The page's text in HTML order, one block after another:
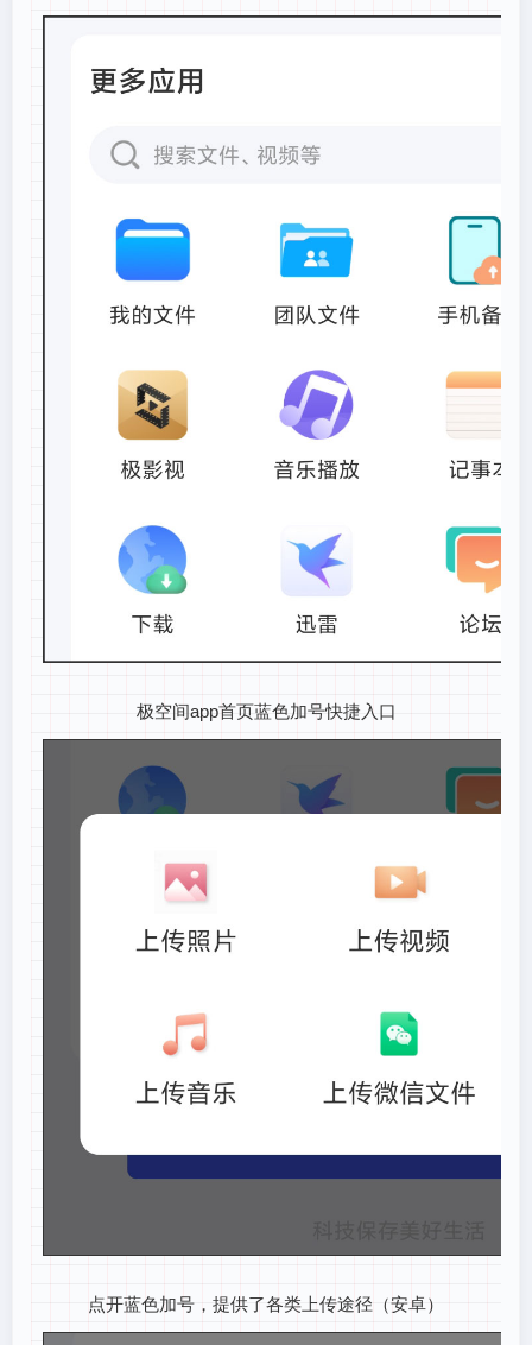
极空间app首页蓝色加号快捷入口
点开蓝色加号，提供了各类上传途径（安卓）